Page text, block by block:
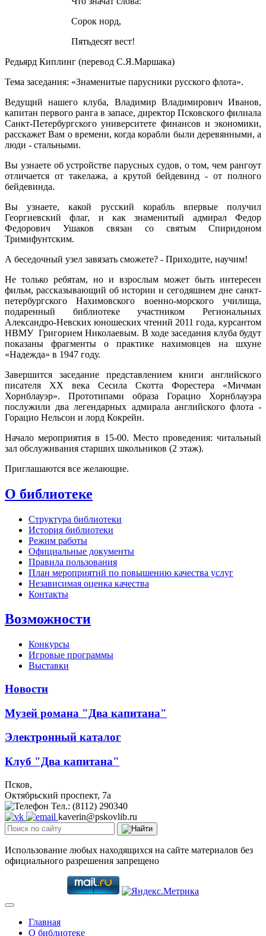
Сорок норд,
Пятьдесят вест!
Редьярд Киплинг (перевод С.Я.Маршака)
Тема заседания: «Знаменитые парусники русского флота».
Ведущий нашего клуба, Владимир Владимирович Иванов,
капитан первого ранга в запасе, директор Псковского филиала
Санкт-Петербургского университете финансов и экономики,
расскажет Вам о времени, когда корабли были деревянными, а
люди - стальными.
Вы узнаете об устройстве парусных судов, о том, чем рангоут
отличается от такелажа, а крутой бейдевинд - от полного
бейдевинда.
Вы узнаете, какой русский корабль впервые получил
Георгиевский флаг, и как знаменитый адмирал Федор
Федорович Ушаков связан со святым Спиридоном
Тримифунтским.
А беседочный узел завязать сможете? - Приходите, научим!
Не только ребятам, но и взрослым может быть интересен
фильм, рассказывающий об истории и сегодяшнем дне санкт-
петербургского Нахимовского военно-морского училища,
подаренный библиотеке участником Региональных
Александро-Невских юношеских чтений 2011 года, курсантом
НВМУ Григорием Николаевым. В ходе заседания клуба будут
показаны фрагменты о практике нахимовцев на шхуне
«Надежда» в 1947 году.
Завершится заседание представлением книги английского
писателя XX века Сесила Скотта Форестера «Мичман
Хорнблауэр». Прототипами образа Горацио Хорнблауэра
послужили два легендарных адмирала английского флота -
Горацио Нельсон и лорд Кокрейн.
Начало мероприятия в 15-00. Место проведения: читальный
зал обслуживания старших школьников (2 этаж).
Приглашаются все желающие.
О библиотеке
Структура библиотеки
История библиотеки
Режим работы
Официальные документы
Правила пользования
План мероприятий по повышению качества услуг
Независимая оценка качества
Контакты
Возможности
Конкурсы
Игровые программы
Выставки
Новости
Музей романа "Два капитана"
Электронный каталог
Клуб "Два капитана"
Псков,
Октябрьский проспект, 7a
Тел.: (8112) 290340
kaverin@pskovlib.ru
Использование любых находящихся на сайте материалов без
официального разрешения запрещено
Главная
О библиотеке